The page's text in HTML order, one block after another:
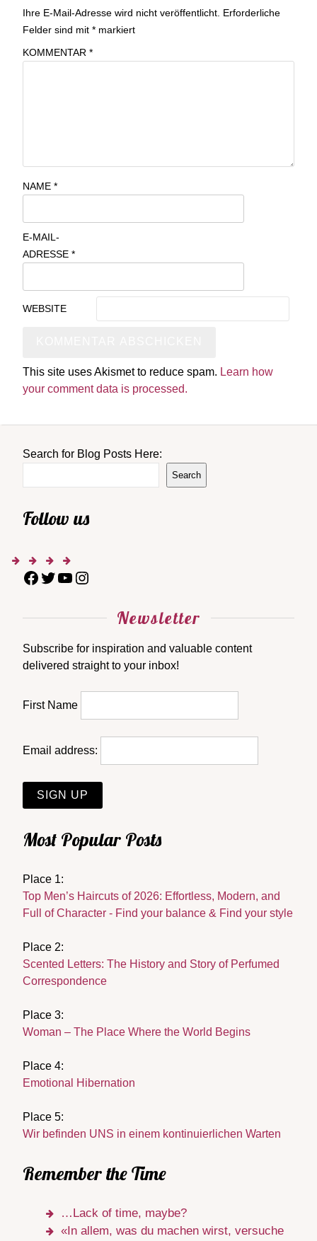
Ihre E-Mail-Adresse wird nicht veröffentlicht. Erforderliche
Felder sind mit * markiert
KOMMENTAR *
NAME *
E-MAIL-
ADRESSE *
WEBSITE
This site uses Akismet to reduce spam. Learn how
your comment data is processed.
Search for Blog Posts Here:
Search
Follow us
Newsletter
Subscribe for inspiration and valuable content
delivered straight to your inbox!
First Name
Email address:
Most Popular Posts
Place 1:
Top Men’s Haircuts of 2026: Effortless, Modern, and
Full of Character - Find your balance & Find your style
Place 2:
Scented Letters: The History and Story of Perfumed
Correspondence
Place 3:
Woman – The Place Where the World Begins
Place 4:
Emotional Hibernation
Place 5:
Wir befinden UNS in einem kontinuierlichen Warten
Remember the Time
…Lack of time, maybe?
«In allem, was du machen wirst, versuche